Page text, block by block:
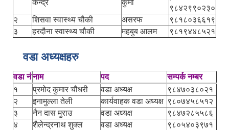
केन्द्र
कुर्मी
९८४२९९०२३०
२
शिसवा स्वास्थ्य चौकी असरफ
९८१८०३६६१९
३
हरदौना स्वास्थ्य चौकी महबुब आलम ९८१९४४८५२१
वडा अध्यक्षहरु
वडा नंनाम पद
सम्पर्क नम्बर
१
प्रमोद कुमार चौधरी वडा अध्यक्ष
९८४७०३८०२१
२
इनामुल्ला तेली कार्यवाहक वडा अध्यक्ष ९८०७४५८५१२
३
नैन दास मुराउ वडा अध्यक्ष
९८४७२८५५८६
४
शैलेन्द्रनाथ शुक्ल वडा अध्यक्ष
९८०५४०३९७१